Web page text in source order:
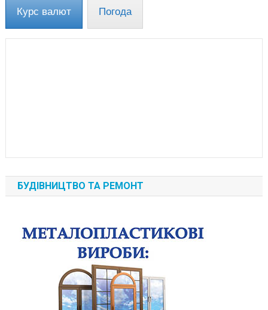
Курс валют Погода
БУДІВНИЦТВО ТА РЕМОНТ